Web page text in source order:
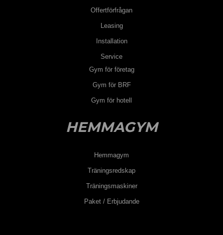
Offertförfrågan
Leasing
Installation
Service
Gym för företag
Gym för BRF
Gym för hotell
HEMMAGYM
Hemmagym
Träningsredskap
Träningsmaskiner
Paket / Erbjudande